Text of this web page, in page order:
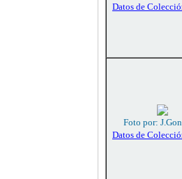
Datos de
Foto por:
Datos de